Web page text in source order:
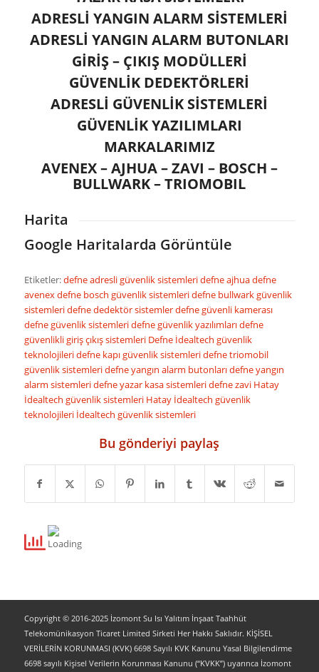
ADRESLİ YANGIN ALARM SİSTEMLERİ
ADRESLİ YANGIN ALARM BUTONLARI
GİRİŞ – ÇIKIŞ MODÜLLERİ
GÜVENLİK DEDEKTÖRLERİ
ADRESLİ GÜVENLİK SİSTEMLERİ
GÜVENLİK YAZILIMLARI
MARKALARIMIZ
AVENEX – AJHUA – ZAVI – BOSCH –
BULLWARK – TRIOMOBIL
Harita
Google Haritalarda Görüntüle
Etiketler:defne adresli güvenlik sistemleridefne ajhuadefne
avenexdefne bosch güvenlik sistemleridefne bullwark güvenlik
sistemleridefne dedektör sistemlerdefne güvenli kamerası
defne güvenlik sistemleridefne güvenlik yazılımlarıdefne
güvenlikli giriş çıkış sistemleri Defne İdealtech güvenlik
teknolojileridefne kapı güvenlik sistemleridefne triomobil
güvenlik sistemleridefne yangın alarm butonlarıdefne yangın
alarm sistemleridefne yazar kasa sistemleridefne zavi Hatay
İdealtech güvenlik sistemleri Hatay İdealtech güvenlik
teknolojileri İdealtech güvenlik sistemleri
Bu gönderiyi paylaş
Copyright © 2016-2025 İzomont Su Isı Yalıtım İnşaat Taahhüt
Telekomünikasyon Ticaret Limited Sirketi Her Hakkı Saklıdır. KİŞİSEL
VERİLERİN KORUNMASI (KVK) 6698 Sayılı KVK Kanunu Yasal Bilgilendirme
6698 sayılı Kişisel Verilerin Korunması Kanunu (“KVKK”) uyarınca İzomont